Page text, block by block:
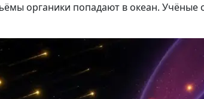
органики попадают в океан.